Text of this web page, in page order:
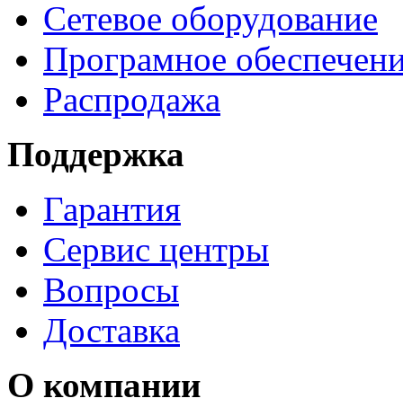
Сетевое оборудование
Програмное
Распродажа
Поддержка
Гарантия
Сервис центры
Вопросы
Доставка
О компании